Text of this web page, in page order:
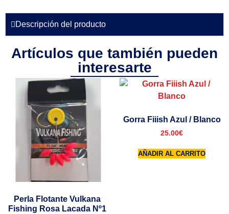
Descripción del producto
Artículos que también pueden
interesarte
Perla Flotante Vulkana
Fishing Rosa Lacada Nº1
Gorra Fiiish Azul / Blanco
25.00€
AÑADIR AL CARRITO